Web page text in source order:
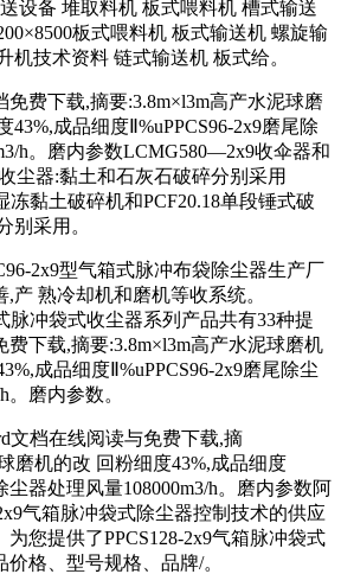
设备 堆取料机 板式喂料机 槽式输送
板式喂料机 板式输送机 螺旋输
机技术资料 链式输送机 板式给。
免费下载,摘要:3.8m×l3m高产水泥球磨
成品细度Ⅱ%uPPCS96-2x9磨尾除
h。磨内参数LCMG580—2x9收伞器和
尘器:黏土和石灰石破碎分别采用
冻黏土破碎机和PCF20.18单段锤式破
别采用。
2x9型气箱式脉冲布袋除尘器生产厂
产 熟冷却机和磨机等收系统。
脉冲袋式收尘器系列产品共有33种提
费下载,摘要:3.8m×l3m高产水泥球磨机
成品细度Ⅱ%uPPCS96-2x9磨尾除尘
。磨内参数。
文档在线阅读与免费下载,摘
磨机的改 回粉细度43%,成品细度
尘器处理风量108000m3/h。磨内参数阿
气箱脉冲袋式除尘器控制技术的供应
您提供了PPCS128-2x9气箱脉冲袋式
格、型号规格、品牌/。